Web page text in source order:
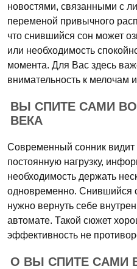
новостями, связанными с
переменой привычного
что снившийся сон может
или необходимость
момента. Для Вас здесь
внимательность к мелочам
ВЫ СПИТЕ САМИ ВО
ВЕКА
Современный сонник видит
постоянную нагрузку,
необходимость держать
одновременно. Снившийся
нужно вернуть себе
автомате. Такой сюжет
эффективность не
О ВЫ СПИТЕ САМИ